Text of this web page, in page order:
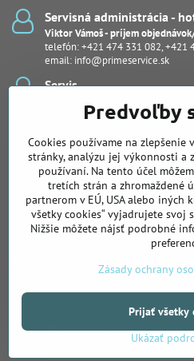
Servisná administrácia -
Viktor Vámoš - príjem
telefón:+421 474 331 082,+421
email: info@primeservice.sk
Servis
Ján Šuľan - vedúci servisného
Kevin Bodor
Peter Protuš, Michal Fekiač
Juraj Kučera
Pobočka pre Východné
Slovenská 26, Košice
Ing. Stanislav Kuľaša
telefón: +421 905 122 239
Podmienky spolupráce
©2026
Predvoľby súkromiaZásady
Vytvorené
Predvoľby
Cookies používame na zlepšenie
stránky, analýzu jej výkonnosti a
používaní. Na tento účel
tretích strán a zhromaždené
partnerom v EÚ, USA alebo iných
všetky cookies“ vyjadrujete svoj
Nižšie môžete nájsť podrobné
Zásady ochrany
Ukázať
Prijať všetky